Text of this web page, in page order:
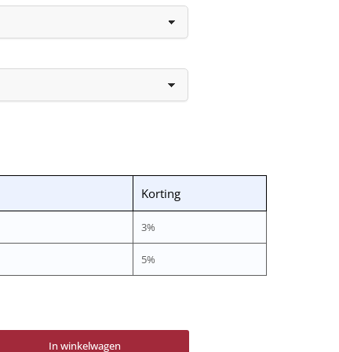
Korting
3%
5%
In winkelwagen